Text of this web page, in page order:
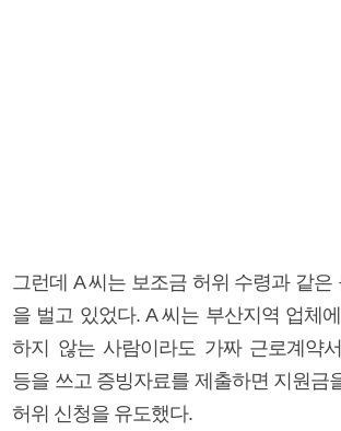
그런데 A 씨는 보조금 허위 수령과 같은
을 벌고 있었다. A 씨는 부산지역 업체
하지 않는 사람이라도 가짜 근로계약서
등을 쓰고 증빙자료를 제출하면 지원금
허위 신청을 유도했다.